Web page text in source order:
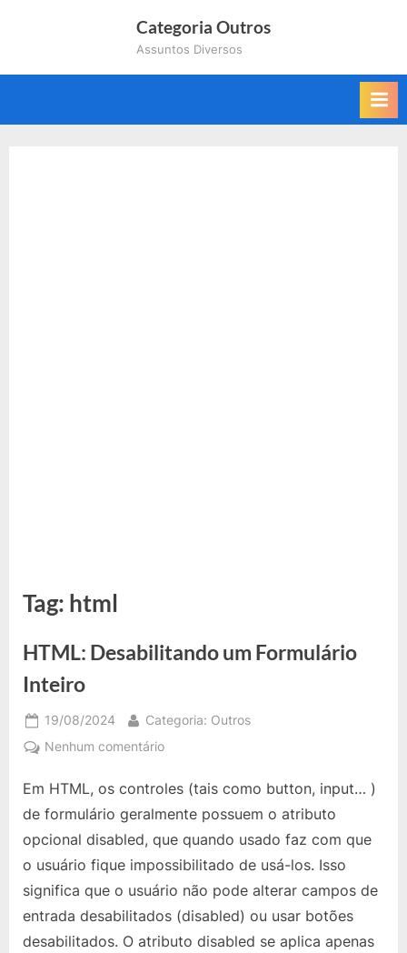
Categoria Outros
Assuntos Diversos
Tag: html
HTML: Desabilitando um Formulário
Inteiro
Posted
on
19/08/2024 By
Categoria: Outros
Nenhum comentárioem
Desabilitando
um
Inteiro
Em HTML, os controles (tais como button, input… )
de formulário geralmente possuem o atributo
opcional disabled, que quando usado faz com que
o usuário fique impossibilitado de usá-los. Isso
significa que o usuário não pode alterar campos de
entrada desabilitados (disabled) ou usar botões
desabilitados. O atributo disabled se aplica apenas